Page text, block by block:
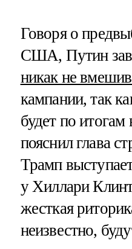
Говоря о
США, Путин
никак не
кампании, так
будет по
пояснил глава
Трамп
у Хиллари
жесткая
неизвестно,